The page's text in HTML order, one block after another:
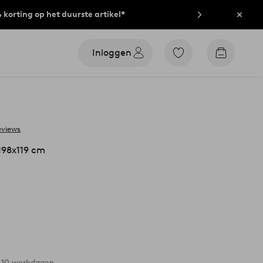
korting op het duurste artikel*
Inloggen
Ga
Go
cm